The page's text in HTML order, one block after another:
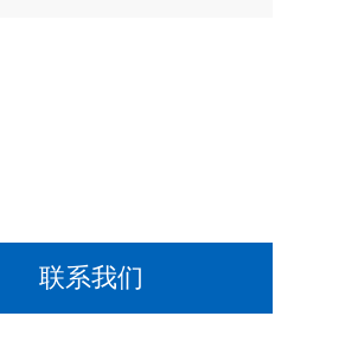
联系我们